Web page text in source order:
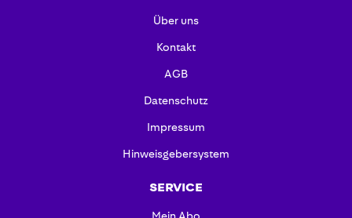
Über uns
Kontakt
AGB
Datenschutz
Impressum
Hinweisgebersystem
SERVICE